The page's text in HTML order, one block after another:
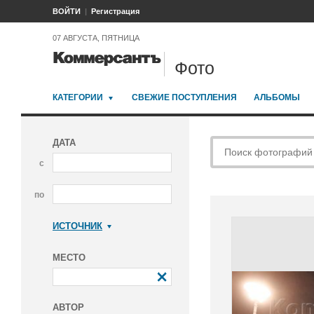
ВОЙТИ Регистрация
07 АВГУСТА, ПЯТНИЦА
Фото
КАТЕГОРИИ СВЕЖИЕ ПОСТУПЛЕНИЯ АЛЬБОМЫ
ДАТА
с
по
ИСТОЧНИК
МЕСТО
АВТОР